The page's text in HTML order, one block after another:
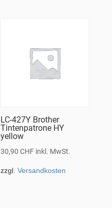
LC-427Y Brother
Tintenpatrone HY
yellow
30,90CHF inkl. MwSt.
zzgl.Versandkosten